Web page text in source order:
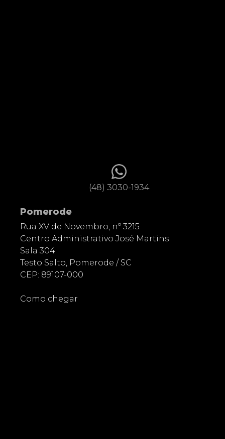
(48) 3030-1934
Pomerode
Rua XV de Novembro, nº 3215
Centro Administrativo José Martins
Sala 304
Testo Salto, Pomerode / SC
CEP: 89107-000
Como chegar